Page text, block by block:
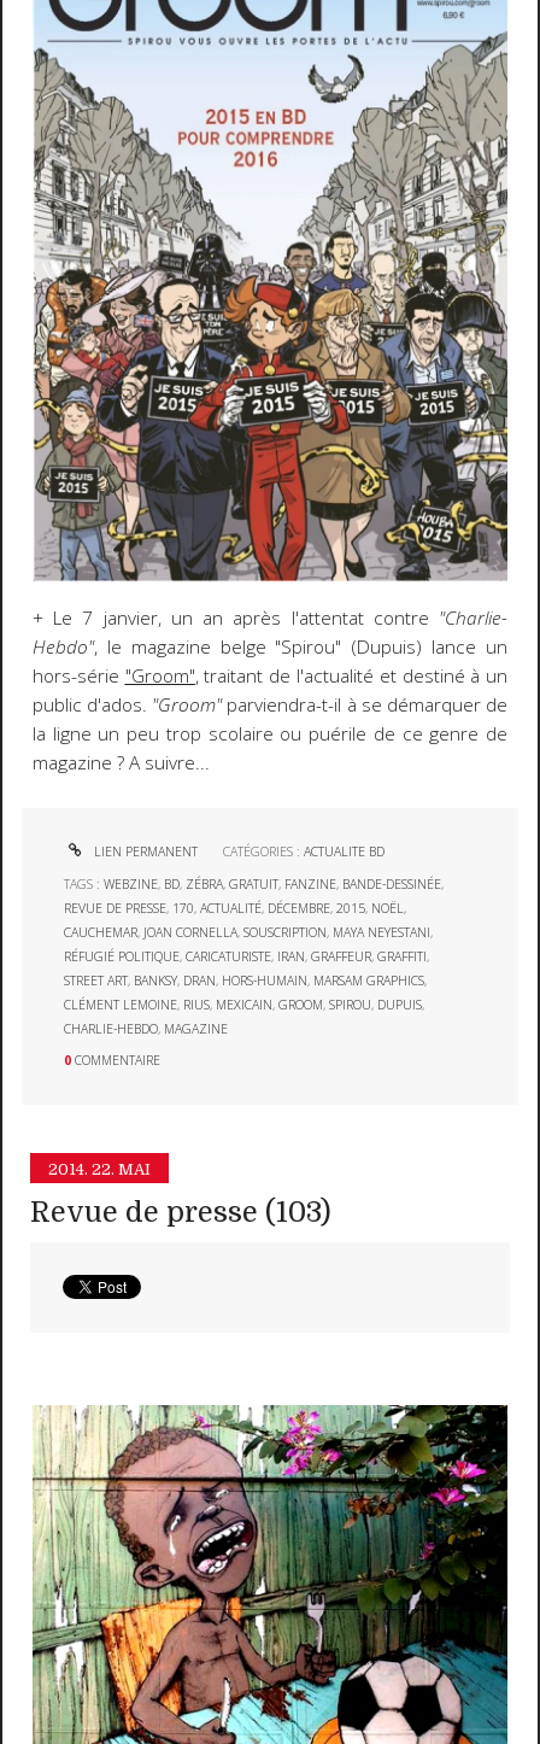
+ Le 7 janvier, un an après l'attentat contre "Charlie-
Hebdo", le magazine belge "Spirou" (Dupuis) lance un
hors-série "Groom", traitant de l'actualité et destiné à un
public d'ados. "Groom"parviendra-t-il à se démarquer de
la ligne un peu trop scolaire ou puérile de ce genre de
magazine ? A suivre...
LIEN PERMANENT CATÉGORIES :ACTUALITE BD
TAGS :WEBZINE, BD, ZÉBRA,GRATUIT, FANZINE, BANDE-DESSINÉE,
REVUE DE PRESSE, 170,ACTUALITÉ, DÉCEMBRE,2015, NOËL ,
CAUCHEMAR, JOAN CORNELLA,SOUSCRIPTION, MAYA NEYESTANI,
RÉFUGIÉ POLITIQUE,CARICATURISTE, IRAN,GRAFFEUR,GRAFFITI,
STREET ART, BANKSY, DRAN, HORS-HUMAIN, MARSAM GRAPHICS,
CLÉMENT LEMOINE, RIUS, MEXICAIN,GROOM,SPIROU, DUPUIS,
CHARLIE-HEBDO, MAGAZINE
0 COMMENTAIRE
2014. 22. MAI
Revue de presse (103)